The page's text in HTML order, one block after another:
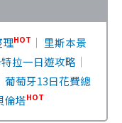
理HOT ｜ 里斯本景
拉一日遊攻略 ｜
葡萄牙13日花費總
倫塔HOT